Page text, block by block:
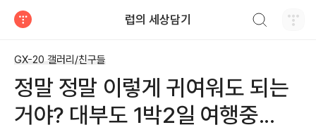
럽의 세상담기
GX-20 갤러리/친구들
정말 정말 이렇게 귀여워도 되는
거야? 대부도 1박2일 여행중...